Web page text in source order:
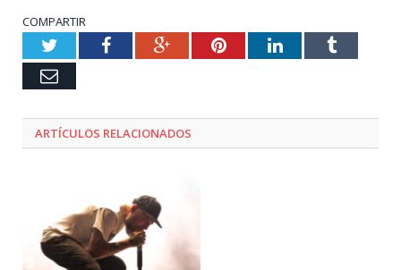
COMPARTIR
TwitterFacebookGoogle+PinterestLinkedInTumblr
Email
ARTÍCULOS RELACIONADOS